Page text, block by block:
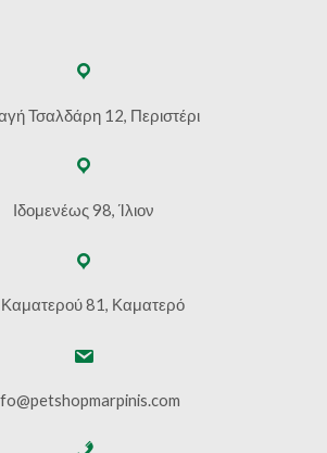
Τσαλδάρη 12, Περιστέρι
Ιδομενέως 98, Ίλιον
81, Καματερό